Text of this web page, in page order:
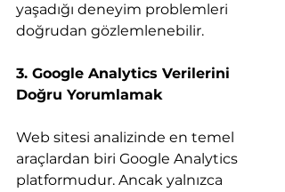
yaşadığı deneyim problemleri
doğrudan gözlemlenebilir.
3. Google Analytics Verilerini
Doğru Yorumlamak
Web sitesi analizinde en temel
araçlardan biri Google Analytics
platformudur. Ancak yalnızca